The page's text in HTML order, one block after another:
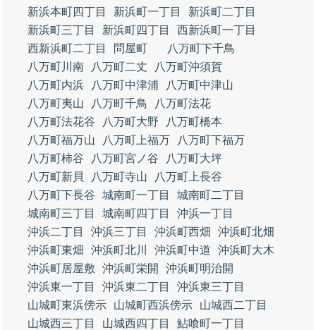
新浜本町四丁目
新浜町一丁目
新浜町二丁目
新浜町三丁目
新浜町四丁目
西新浜町一丁目
西新浜町二丁目
問屋町
八万町下千鳥
八万町川南
八万町二丈
八万町沖須賀
八万町内浜
八万町中津浦
八万町中津山
八万町夷山
八万町千鳥
八万町法花
八万町法花谷
八万町大野
八万町橋本
八万町福万山
八万町上福万
八万町下福万
八万町柿谷
八万町宮ノ谷
八万町大坪
八万町新貝
八万町寺山
八万町上長谷
八万町下長谷
城南町一丁目
城南町二丁目
城南町三丁目
城南町四丁目
沖浜一丁目
沖浜二丁目
沖浜三丁目 沖浜町西畑
沖浜町北畑
沖浜町東畑
沖浜町北川 沖浜町中道
沖浜町大木
沖浜町居屋敷
沖浜町栄開
沖浜町明治開
沖浜東一丁目
沖浜東二丁目
沖浜東三丁目
山城町東浜傍示
山城町西浜傍示
山城西二丁目
山城西三丁目
山城西四丁目
鮎喰町一丁目